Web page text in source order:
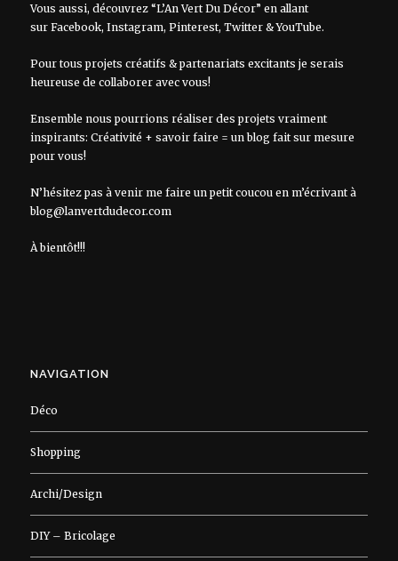
Vous aussi, découvrez “L’An Vert Du Décor” en allant
sur Facebook, Instagram, Pinterest, Twitter&YouTube.
Pour tous projets créatifs & partenariats excitants je serais
heureuse de collaborer avec vous!
Ensemble nous pourrions réaliser des projets vraiment
inspirants: Créativité + savoir faire = un blog fait sur mesure
pour vous!
N’hésitez pas à venir me faire un petit coucou en m’écrivant à
blog@lanvertdudecor.com
À bientôt!!!
NAVIGATION
Déco
Shopping
Archi/Design
DIY – Bricolage